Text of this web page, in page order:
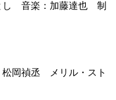
し 音楽：加藤達也 制
松岡禎丞 メリル・スト